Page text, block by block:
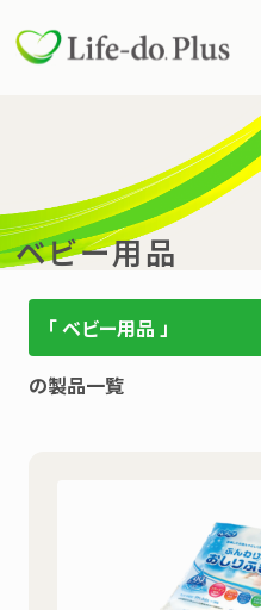
ベビー用品
「 ベビー用品 」
の製品一覧